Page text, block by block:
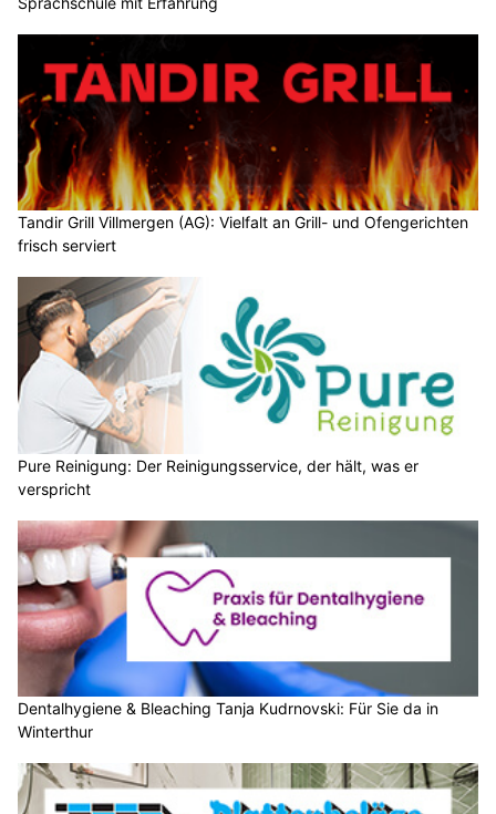
Tandir Grill Villmergen (AG): Vielfalt an Grill- und Ofengerichten
frisch serviert
Pure Reinigung: Der Reinigungsservice, der hält, was er
verspricht
Dentalhygiene & Bleaching Tanja Kudrnovski: Für Sie da in
Winterthur